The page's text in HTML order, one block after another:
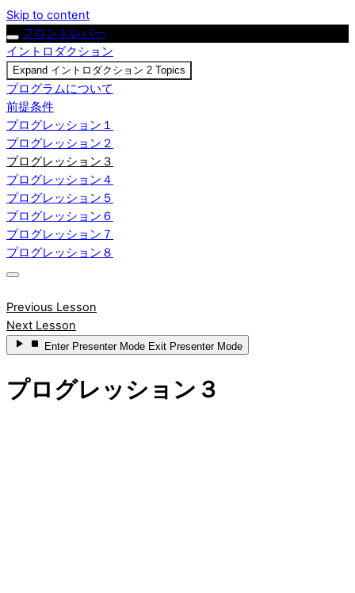
Skip to content
フロントレバー
イントロダクション
Expand イントロダクション 2 Topics
プログラムについて
前提条件
プログレッション１
プログレッション２
プログレッション３
プログレッション４
プログレッション５
プログレッション６
プログレッション７
プログレッション８
Previous Lesson
Next Lesson
Enter Presenter Mode Exit Presenter Mode
プログレッション３